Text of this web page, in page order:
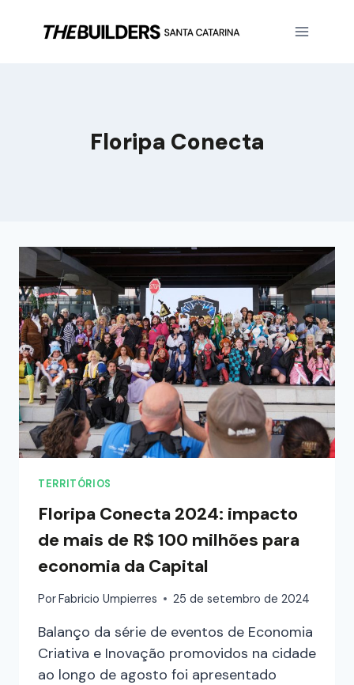
Floripa Conecta
TERRITÓRIOS
Floripa Conecta 2024: impacto
de mais de R$ 100 milhões para
economia da Capital
PorFabricio Umpierres 25 de setembro de 2024
Balanço da série de eventos de Economia
Criativa e Inovação promovidos na cidade
ao longo de agosto foi apresentado